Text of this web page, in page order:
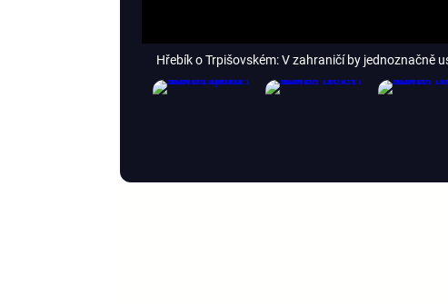
Hřebík o Trpišovském: V zahraničí by jednoznačně